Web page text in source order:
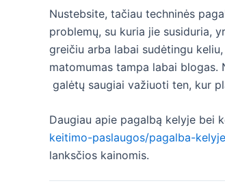
Nustebsite, tačiau techninės
problemų, su kuria jie susiduria,
greičiu arba labai sudėtingu
matomumas tampa labai
galėtų saugiai važiuoti ten, kur
Daugiau apie pagalbą kelyje bei
keitimo-paslaugos/pagalba-
lanksčios kainomis.